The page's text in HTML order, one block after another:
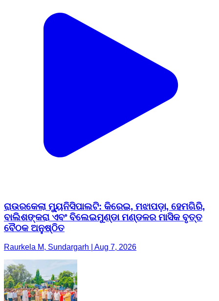
ରାଉରକେଲା ମ୍ୟୁନିସିପାଲଟି: କିରେଇ, ମଝାପଡ଼ା, ହେମଗିରି,
ବାଲିଶଙ୍କରା ଏବଂ ବିଲେଇମୁଣ୍ଡା ମଣ୍ଡଳର ମାସିକ ବୃତ୍ତ
ବୈଠକ ଅନୁଷ୍ଠିତ
Raurkela M, Sundargarh | Aug 7, 2026